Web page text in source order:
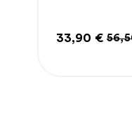
Prix
33,90 €
Prix